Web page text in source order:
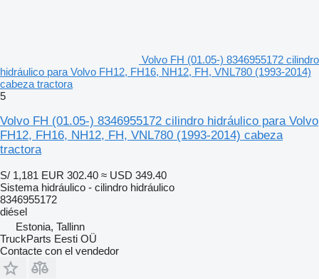
Volvo FH (01.05-) 8346955172 cilindro
hidráulico para Volvo FH12, FH16, NH12, FH, VNL780 (1993-2014)
cabeza tractora
5
Volvo FH (01.05-) 8346955172 cilindro hidráulico para Volvo
FH12, FH16, NH12, FH, VNL780 (1993-2014) cabeza
tractora
S/ 1,181 EUR 302.40 ≈ USD 349.40
Sistema hidráulico - cilindro hidráulico
8346955172
diésel
Estonia, Tallinn
TruckParts Eesti OÜ
Contacte con el vendedor